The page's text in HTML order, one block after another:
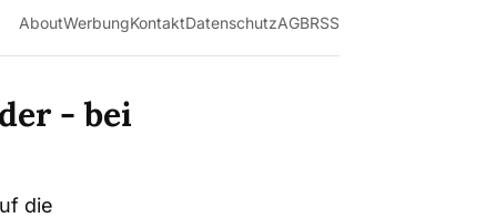
AboutWerbungKontaktDatenschutzAGBRSS
- bei
die